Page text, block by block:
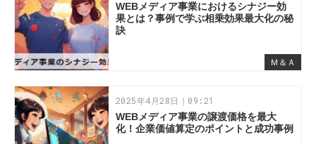
Ｍ＆Ａ
WEBメディア事業におけるシナジー効
果とは？事例で学ぶ相乗効果最大化の秘
訣
2025年4月28日｜09:21
WEBメディア事業の譲渡価格を最大
化！企業価値算定のポイントと成功事例